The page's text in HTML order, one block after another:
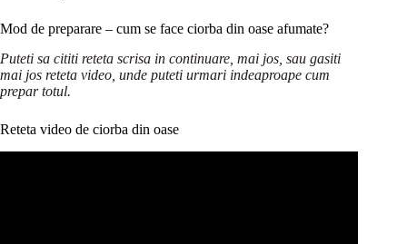
Mod de preparare – cum se face ciorba din oase afumate?
Puteti sa cititi reteta scrisa in continuare, mai jos, sau gasiti
mai jos reteta video, unde puteti urmari indeaproape cum
prepar totul.
Reteta video de ciorba din oase